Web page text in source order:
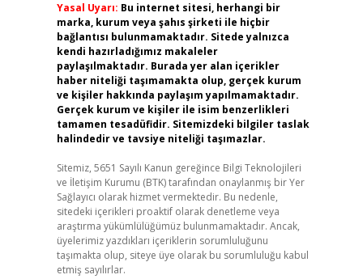
Yasal Uyarı: Bu internet sitesi, herhangi bir
marka, kurum veya şahıs şirketi ile hiçbir
bağlantısı bulunmamaktadır. Sitede yalnızca
kendi hazırladığımız makaleler
paylaşılmaktadır. Burada yer alan içerikler
haber niteliği taşımamakta olup, gerçek kurum
ve kişiler hakkında paylaşım yapılmamaktadır.
Gerçek kurum ve kişiler ile isim benzerlikleri
tamamen tesadüfidir. Sitemizdeki bilgiler taslak
halindedir ve tavsiye niteliği taşımazlar.
Sitemiz, 5651 Sayılı Kanun gereğince Bilgi Teknolojileri
ve İletişim Kurumu (BTK) tarafından onaylanmış bir Yer
Sağlayıcı olarak hizmet vermektedir. Bu nedenle,
sitedeki içerikleri proaktif olarak denetleme veya
araştırma yükümlülüğümüz bulunmamaktadır. Ancak,
üyelerimiz yazdıkları içeriklerin sorumluluğunu
taşımakta olup, siteye üye olarak bu sorumluluğu kabul
etmiş sayılırlar.